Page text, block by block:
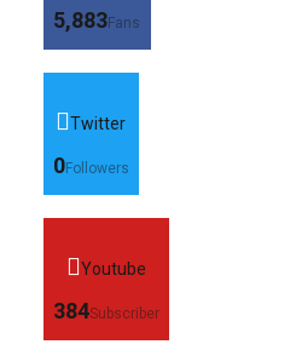
5,883Fans
Twitter
0Followers
Youtube
384Subscriber